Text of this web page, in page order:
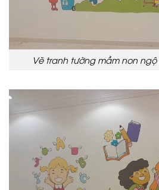
Vẽ tranh tường mầm non